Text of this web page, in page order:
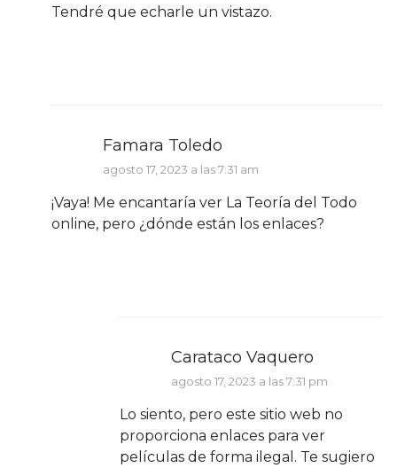
Tendré que echarle un vistazo.
Famara Toledo
agosto 17, 2023 a las 7:31 am
¡Vaya! Me encantaría ver La Teoría del Todo
online, pero ¿dónde están los enlaces?
Carataco Vaquero
agosto 17, 2023 a las 7:31 pm
Lo siento, pero este sitio web no
proporciona enlaces para ver
películas de forma ilegal. Te sugiero